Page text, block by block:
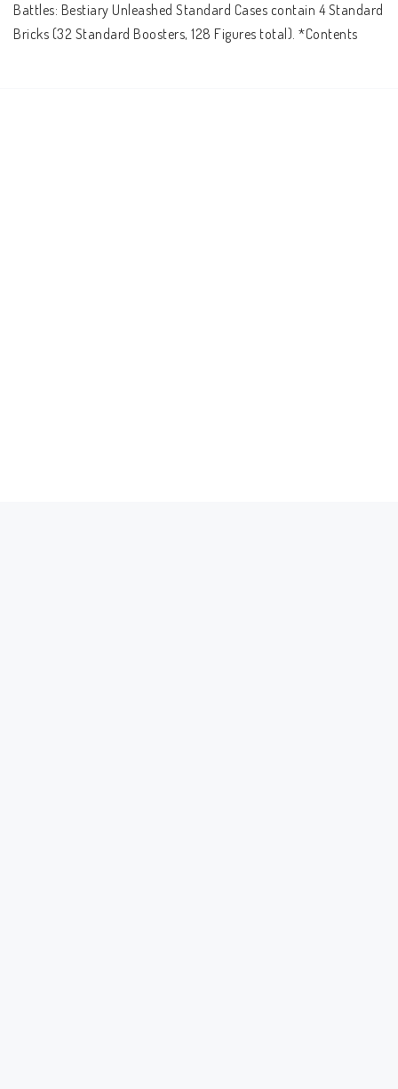
Battles: Bestiary Unleashed Standard Cases contain 4 Standard
Bricks (32 Standard Boosters, 128 Figures total). *Contents